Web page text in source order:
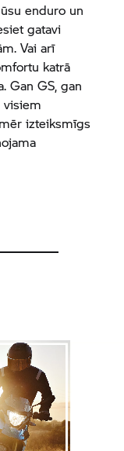
enduro un
gatavi
Vai arī
katrā
Gan GS, gan
izteiksmīgs